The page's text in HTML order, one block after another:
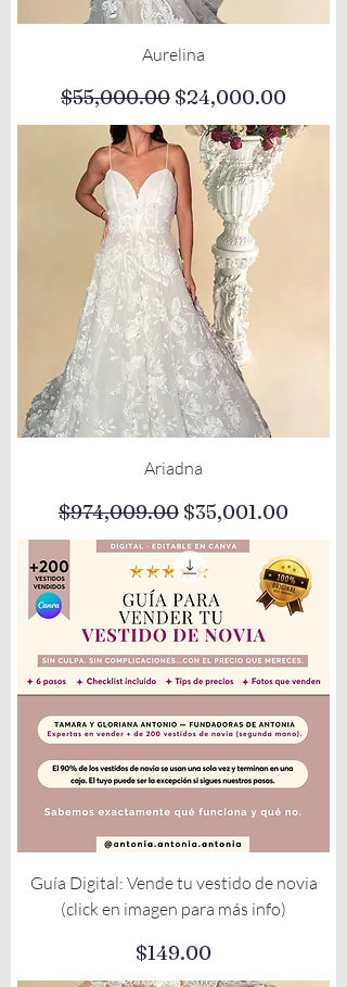
Aurelina
Precio
$55,000.00 Precio de oferta
$24,000.00
Ariadna
Precio
$974,009.00 Precio de oferta
$35,001.00
Guía Digital: Vende tu vestido de novia
(click en imagen para más info)
Precio
$149.00